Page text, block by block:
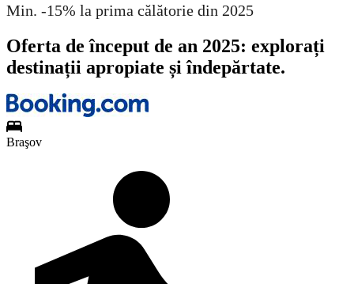
Min. -15% la prima călătorie din 2025
Oferta de început de an 2025: explorați
destinații apropiate și îndepărtate.
Braşov